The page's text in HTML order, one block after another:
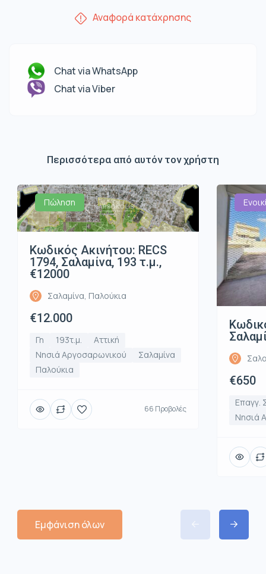
Αναφορά κατάχρησης
Chat via WhatsApp
Chat via Viber
Περισσότερα από αυτόν τον χρήστη
Πώληση
Κωδικός Ακινήτου: RECS
1794, Σαλαμίνα, 193 τ.μ.,
€12000
Σαλαμίνα, Παλούκια
€12.000
Γη 193τ.μ.
Αττική
Νησιά Αργοσαρωνικού
Σαλαμίνα
Παλούκια
66 Προβολές
€650
Επαγγ.
Νησιά
Εμφάνιση όλων